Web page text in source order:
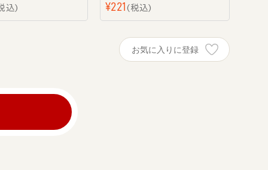
込 ¥221 税込
お気に入りに登録